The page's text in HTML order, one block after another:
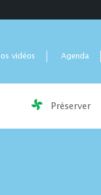
vidéos Agenda
Préserver